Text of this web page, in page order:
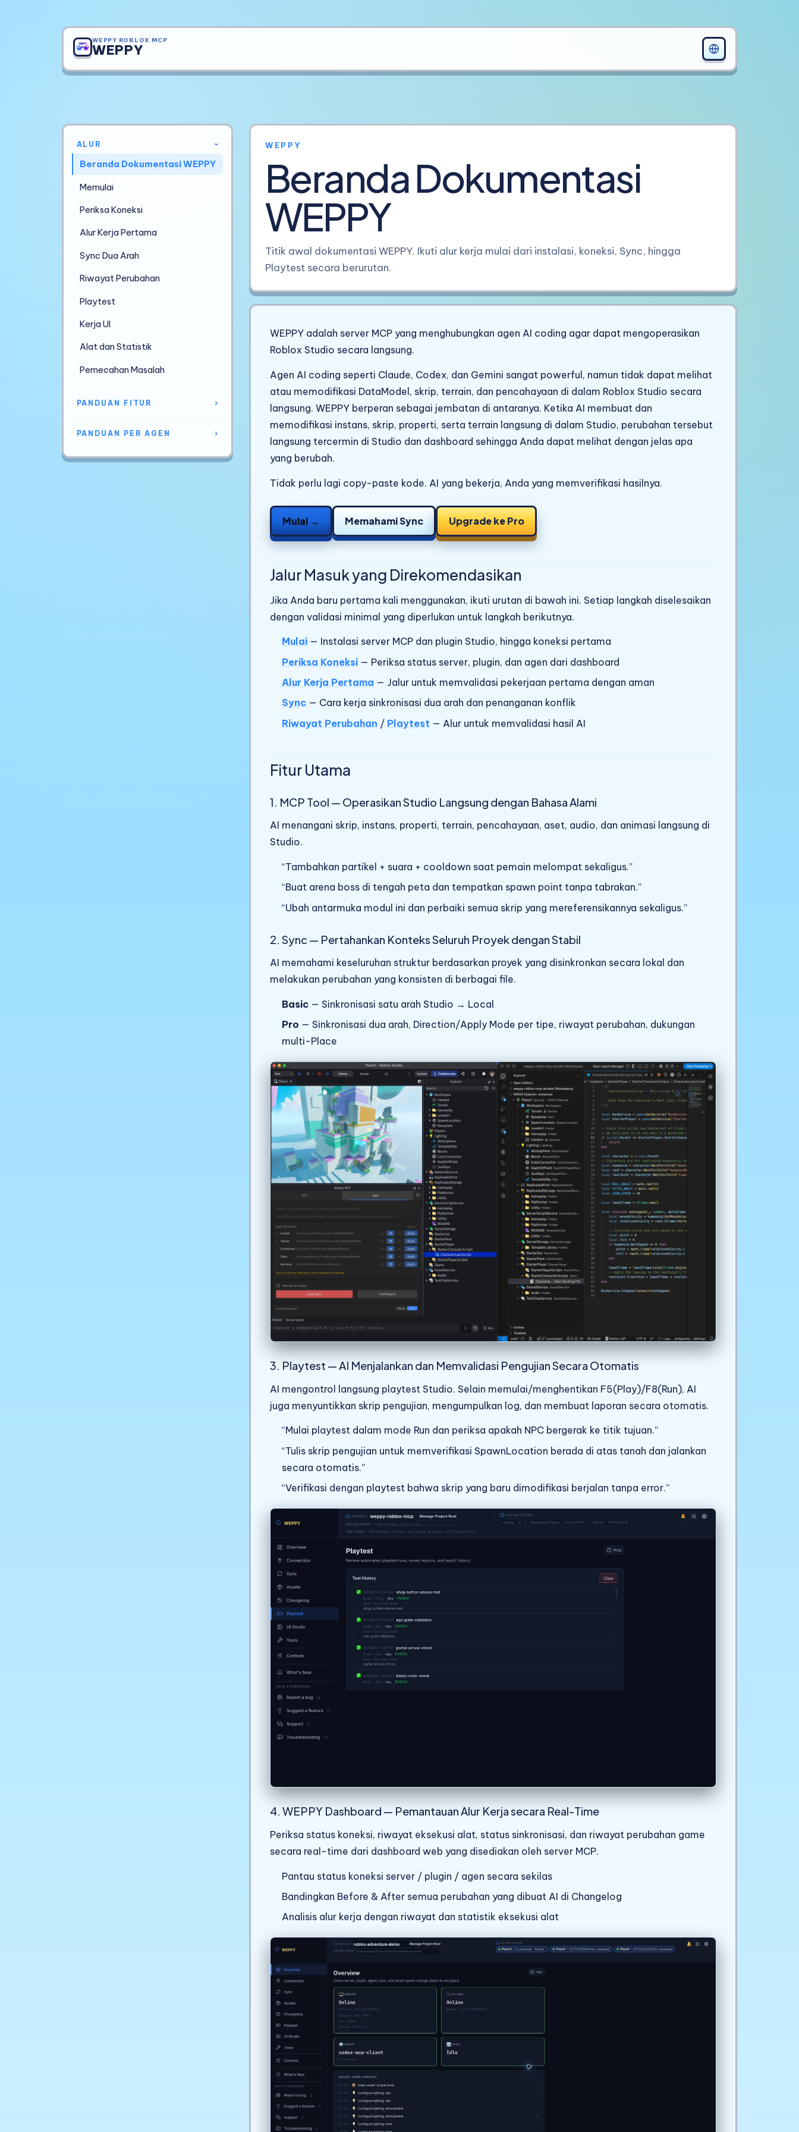
WEPPY ROBLOX MCP
WEPPY
ALUR ›
Beranda Dokumentasi WEPPY
Memulai
Periksa Koneksi
Alur Kerja Pertama
Sync Dua Arah
Riwayat Perubahan
Playtest
Kerja UI
Alat dan Statistik
Pemecahan Masalah
PANDUAN FITUR ›
PANDUAN PER AGEN ›
WEPPY
Beranda Dokumentasi
WEPPY
Titik awal dokumentasi WEPPY. Ikuti alur kerja mulai dari instalasi, koneksi, Sync, hingga
Playtest secara berurutan.
WEPPY adalah server MCP yang menghubungkan agen AI coding agar dapat mengoperasikan
Roblox Studio secara langsung.
Agen AI coding seperti Claude, Codex, dan Gemini sangat powerful, namun tidak dapat melihat
atau memodifikasi DataModel, skrip, terrain, dan pencahayaan di dalam Roblox Studio secara
langsung. WEPPY berperan sebagai jembatan di antaranya. Ketika AI membuat dan
memodifikasi instans, skrip, properti, serta terrain langsung di dalam Studio, perubahan tersebut
langsung tercermin di Studio dan dashboard sehingga Anda dapat melihat dengan jelas apa
yang berubah.
Tidak perlu lagi copy-paste kode. AI yang bekerja, Anda yang memverifikasi hasilnya.
Mulai → Memahami Sync Upgrade ke Pro
Jalur Masuk yang Direkomendasikan
Jika Anda baru pertama kali menggunakan, ikuti urutan di bawah ini. Setiap langkah diselesaikan
dengan validasi minimal yang diperlukan untuk langkah berikutnya.
Mulai— Instalasi server MCP dan plugin Studio, hingga koneksi pertama
Periksa Koneksi— Periksa status server, plugin, dan agen dari dashboard
Alur Kerja Pertama — Jalur untuk memvalidasi pekerjaan pertama dengan aman
Sync— Cara kerja sinkronisasi dua arah dan penanganan konflik
Riwayat Perubahan / Playtest — Alur untuk memvalidasi hasil AI
Fitur Utama
1. MCP Tool — Operasikan Studio Langsung dengan Bahasa Alami
AI menangani skrip, instans, properti, terrain, pencahayaan, aset, audio, dan animasi langsung di
Studio.
“Tambahkan partikel + suara + cooldown saat pemain melompat sekaligus.”
“Buat arena boss di tengah peta dan tempatkan spawn point tanpa tabrakan.”
“Ubah antarmuka modul ini dan perbaiki semua skrip yang mereferensikannya sekaligus.”
2. Sync — Pertahankan Konteks Seluruh Proyek dengan Stabil
AI memahami keseluruhan struktur berdasarkan proyek yang disinkronkan secara lokal dan
melakukan perubahan yang konsisten di berbagai file.
Basic— Sinkronisasi satu arah Studio → Local
Pro — Sinkronisasi dua arah, Direction/Apply Mode per tipe, riwayat perubahan, dukungan
multi-Place
3. Playtest — AI Menjalankan dan Memvalidasi Pengujian Secara Otomatis
AI mengontrol langsung playtest Studio. Selain memulai/menghentikan F5(Play)/F8(Run), AI
juga menyuntikkan skrip pengujian, mengumpulkan log, dan membuat laporan secara otomatis.
“Mulai playtest dalam mode Run dan periksa apakah NPC bergerak ke titik tujuan.”
“Tulis skrip pengujian untuk memverifikasi SpawnLocation berada di atas tanah dan jalankan
secara otomatis.”
“Verifikasi dengan playtest bahwa skrip yang baru dimodifikasi berjalan tanpa error.”
4. WEPPY Dashboard — Pemantauan Alur Kerja secara Real-Time
Periksa status koneksi, riwayat eksekusi alat, status sinkronisasi, dan riwayat perubahan game
secara real-time dari dashboard web yang disediakan oleh server MCP.
Pantau status koneksi server / plugin / agen secara sekilas
Bandingkan Before & After semua perubahan yang dibuat AI di Changelog
Analisis alur kerja dengan riwayat dan statistik eksekusi alat